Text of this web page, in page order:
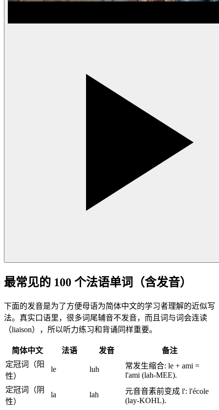
最常见的 100 个法语单词（含发音）
下面的发音是为了方便母语为简体中文的学习者理解的近似写
法。真实口语里，很多词尾辅音不发音，而且词与词会连读
（liaison），所以听力练习和背诵同样重要。
简体中文 法语 发音
备注
定冠词（阳
性）
le luh
常发生缩合: le + ami =
l'ami (lah-MEE).
定冠词（阴
性）
la lah
元音音素前变成 l': l'école
(lay-KOHL).